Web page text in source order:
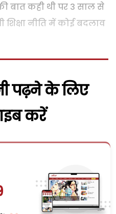
बात कही थी पर 3 साल से
नीति में कोई बदलाव
पढ़ने के लिए
करें